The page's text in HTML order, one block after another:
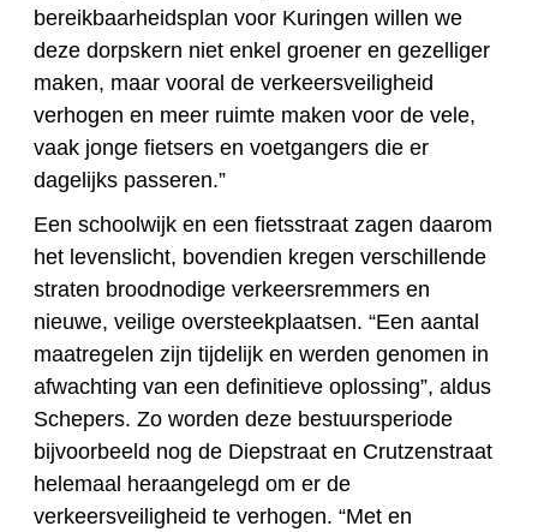
bereikbaarheidsplan voor Kuringen willen we
deze dorpskern niet enkel groener en gezelliger
maken, maar vooral de verkeersveiligheid
verhogen en meer ruimte maken voor de vele,
vaak jonge fietsers en voetgangers die er
dagelijks passeren.”
Een schoolwijk en een fietsstraat zagen daarom
het levenslicht, bovendien kregen verschillende
straten broodnodige verkeersremmers en
nieuwe, veilige oversteekplaatsen. “Een aantal
maatregelen zijn tijdelijk en werden genomen in
afwachting van een definitieve oplossing”, aldus
Schepers. Zo worden deze bestuursperiode
bijvoorbeeld nog de Diepstraat en Crutzenstraat
helemaal heraangelegd om er de
verkeersveiligheid te verhogen. “Met en